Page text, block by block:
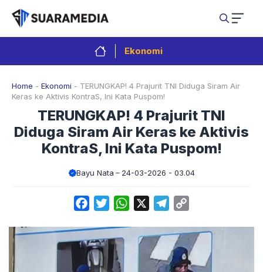
Langsung
isi
Ekonomi
Home - Ekonomi - TERUNGKAP! 4 Prajurit TNI Diduga Siram Air
Keras ke Aktivis KontraS, Ini Kata Puspom!
TERUNGKAP! 4 Prajurit TNI
Diduga Siram Air Keras ke Aktivis
KontraS, Ini Kata Puspom!
Bayu Nata 24-03-2026 - 03.04
FacebookTwitterWhatsApp Telegram